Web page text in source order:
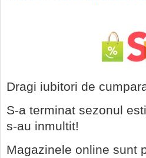
Dragi iubitori de
S-a terminat sezonul
s-au inmultit!
Magazinele online sunt